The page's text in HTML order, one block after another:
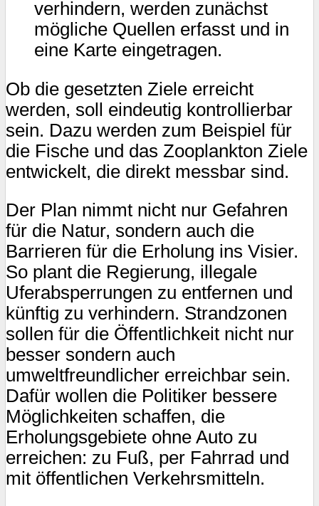
verhindern, werden zunächst
mögliche Quellen erfasst und in
eine Karte eingetragen.
Ob die gesetzten Ziele erreicht
werden, soll eindeutig kontrollierbar
sein. Dazu werden zum Beispiel für
die Fische und das Zooplankton Ziele
entwickelt, die direkt messbar sind.
Der Plan nimmt nicht nur Gefahren
für die Natur, sondern auch die
Barrieren für die Erholung ins Visier.
So plant die Regierung, illegale
Uferabsperrungen zu entfernen und
künftig zu verhindern. Strandzonen
sollen für die Öffentlichkeit nicht nur
besser sondern auch
umweltfreundlicher erreichbar sein.
Dafür wollen die Politiker bessere
Möglichkeiten schaffen, die
Erholungsgebiete ohne Auto zu
erreichen: zu Fuß, per Fahrrad und
mit öffentlichen Verkehrsmitteln.